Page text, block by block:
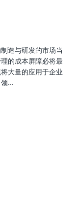
造与研发的市场当
的成本屏障必将最
大量的应用于企业
...